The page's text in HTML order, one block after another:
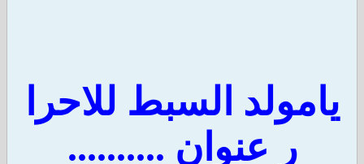
يامولد السبط للاحرا
ر عنوان ..........